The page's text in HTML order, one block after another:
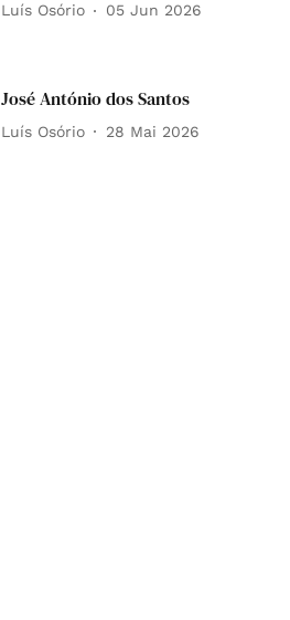
Luís Osório 05 Jun 2026
José António dos Santos
Luís Osório 28 Mai 2026